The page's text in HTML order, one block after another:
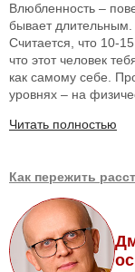
Влюбленность –
бывает
Считается, что 10-
что этот человек
как самому себе.
уровнях – на
Читать полностью
Как пережить